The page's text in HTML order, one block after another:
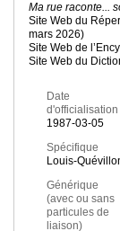
Ma rue raconte...
Site Web du
mars 2026)
Site Web de
Site Web du
Date
d'officialisation
1987-03-05
Spécifique
Louis-
Générique
(avec ou sans
particules de
liaison)